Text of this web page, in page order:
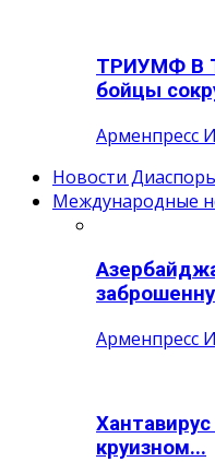
ТРИУМФ В
бойцы
Арменпресс
Новости
Международные
Арменпресс
круизном...